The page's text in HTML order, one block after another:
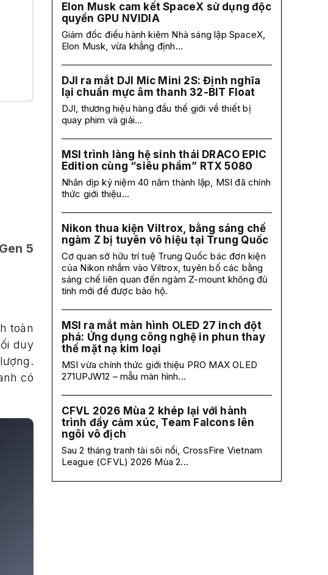
5
toàn
duy
có
Elon Musk cam kết SpaceX sử dụng độc
quyền GPU NVIDIA
Giám đốc điều hành kiêm Nhà sáng lập SpaceX,
Elon Musk, vừa khẳng định...
DJI ra mắt DJI Mic Mini 2S: Định nghĩa
lại chuẩn mực âm thanh 32-BIT Float
DJI, thương hiệu hàng đầu thế giới về thiết bị
quay phim và giải...
MSI trình làng hệ sinh thái DRACO EPIC
Edition cùng “siêu phẩm” RTX 5080
Nhân dịp kỷ niệm 40 năm thành lập, MSI đã chính
thức giới thiệu...
Nikon thua kiện Viltrox, bằng sáng chế
ngàm Z bị tuyên vô hiệu tại Trung Quốc
Cơ quan sở hữu trí tuệ Trung Quốc bác đơn kiện
của Nikon nhắm vào Viltrox, tuyên bố các bằng
sáng chế liên quan đến ngàm Z-mount không đủ
tính mới để được bảo hộ.
MSI ra mắt màn hình OLED 27 inch đột
phá: Ứng dụng công nghệ in phun thay
thế mặt nạ kim loại
MSI vừa chính thức giới thiệu PRO MAX OLED
271UPJW12 – mẫu màn hình...
CFVL 2026 Mùa 2 khép lại với hành
trình đầy cảm xúc, Team Falcons lên
ngôi vô địch
Sau 2 tháng tranh tài sôi nổi, CrossFire Vietnam
League (CFVL) 2026 Mùa 2...